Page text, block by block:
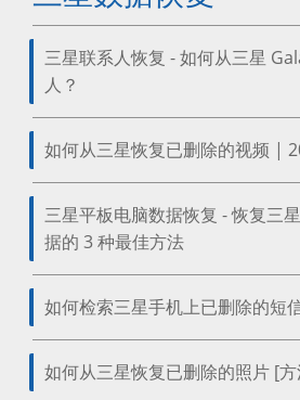
三星联系人恢复 - 如何从三星
人？
如何从三星恢复已删除的视频 |
三星平板电脑数据恢复 - 恢复三
据的 3 种最佳方法
如何检索三星手机上已删除的短
如何从三星恢复已删除的照片 [